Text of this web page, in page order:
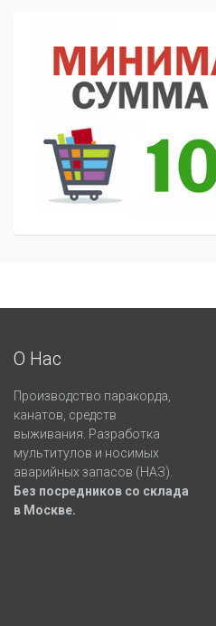
О Нас
Производство паракорда,
канатов, средств
выживания. Разработка
мультитулов и носимых
аварийных запасов (НАЗ).
Без посредников со склада
в Москве.